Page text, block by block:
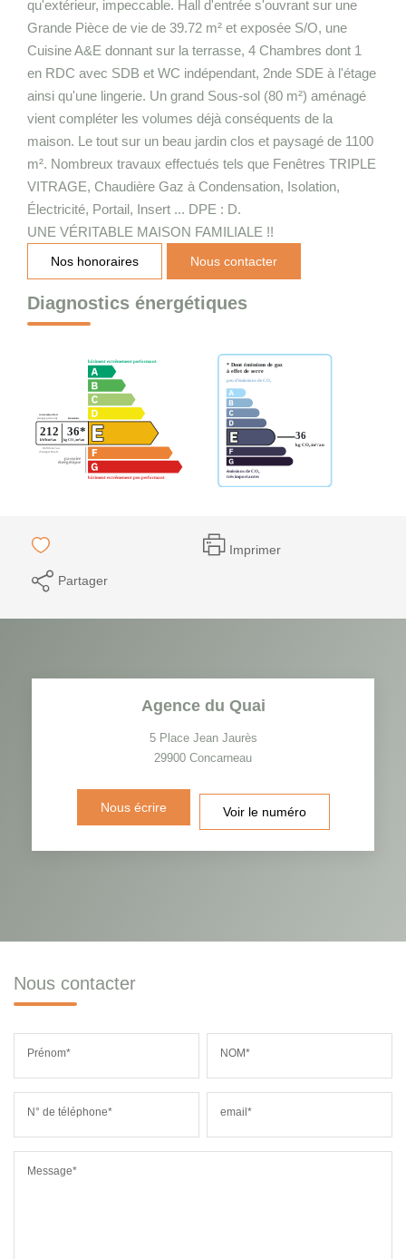
qu'extérieur, impeccable. Hall d'entrée s'ouvrant sur une
Grande Pièce de vie de 39.72 m² et exposée S/O, une
Cuisine A&E donnant sur la terrasse, 4 Chambres dont 1
en RDC avec SDB et WC indépendant, 2nde SDE à l'étage
ainsi qu'une lingerie. Un grand Sous-sol (80 m²) aménagé
vient compléter les volumes déjà conséquents de la
maison. Le tout sur un beau jardin clos et paysagé de 1100
m². Nombreux travaux effectués tels que Fenêtres TRIPLE
VITRAGE, Chaudière Gaz à Condensation, Isolation,
Électricité, Portail, Insert ... DPE : D.
UNE VÉRITABLE MAISON FAMILIALE !!
Nos honoraires Nous contacter
Diagnostics énergétiques
Imprimer
Partager
Agence du Quai
5 Place Jean Jaurès
29900 Concarneau
Nous écrire Voir le numéro
Nous contacter
Prénom* NOM*
N° de téléphone* email*
Message*